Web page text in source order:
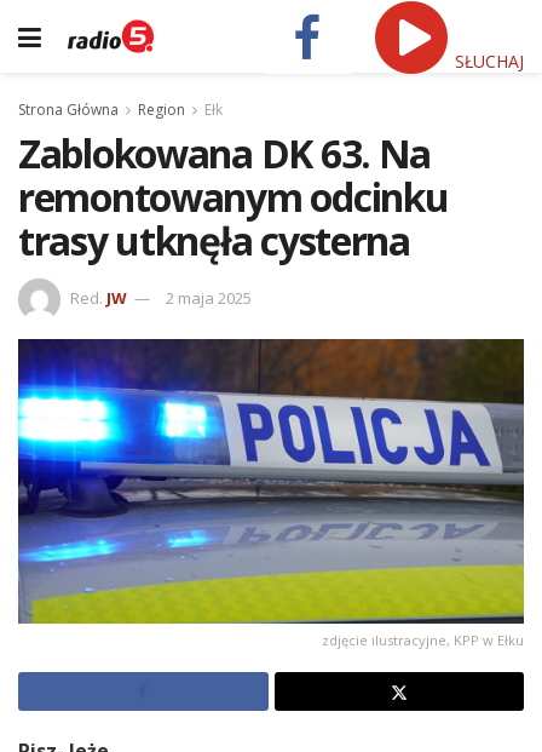
SŁUCHAJ
Strona Główna Region Ełk
Zablokowana DK 63. Na
remontowanym odcinku
trasy utknęła cysterna
Red. JW 2 maja 2025
zdjęcie ilustracyjne, KPP w Ełku